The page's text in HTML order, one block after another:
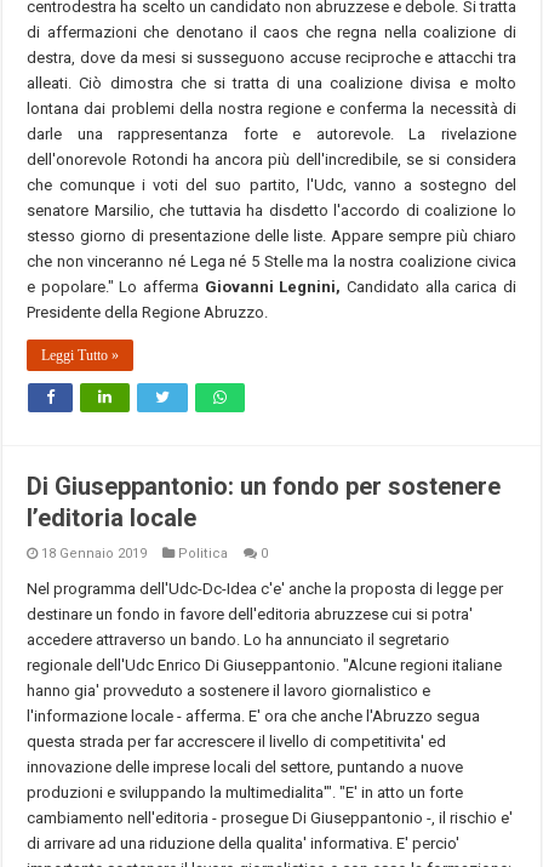
centrodestra ha scelto un candidato non abruzzese e debole. Si tratta
di affermazioni che denotano il caos che regna nella coalizione di
destra, dove da mesi si susseguono accuse reciproche e attacchi tra
alleati. Ciò dimostra che si tratta di una coalizione divisa e molto
lontana dai problemi della nostra regione e conferma la necessità di
darle una rappresentanza forte e autorevole. La rivelazione
dell'onorevole Rotondi ha ancora più dell'incredibile, se si considera
che comunque i voti del suo partito, l'Udc, vanno a sostegno del
senatore Marsilio, che tuttavia ha disdetto l'accordo di coalizione lo
stesso giorno di presentazione delle liste. Appare sempre più chiaro
che non vinceranno né Lega né 5 Stelle ma la nostra coalizione civica
e popolare." Lo afferma Giovanni Legnini, Candidato alla carica di
Presidente della Regione Abruzzo.
Leggi Tutto »
Di Giuseppantonio: un fondo per sostenere
l’editoria locale
18 Gennaio 2019 Politica 0
Nel programma dell'Udc-Dc-Idea c'e' anche la proposta di legge per
destinare un fondo in favore dell'editoria abruzzese cui si potra'
accedere attraverso un bando. Lo ha annunciato il segretario
regionale dell'Udc Enrico Di Giuseppantonio. "Alcune regioni italiane
hanno gia' provveduto a sostenere il lavoro giornalistico e
l'informazione locale - afferma. E' ora che anche l'Abruzzo segua
questa strada per far accrescere il livello di competitivita' ed
innovazione delle imprese locali del settore, puntando a nuove
produzioni e sviluppando la multimedialita'". "E' in atto un forte
cambiamento nell'editoria - prosegue Di Giuseppantonio -, il rischio e'
di arrivare ad una riduzione della qualita' informativa. E' percio'